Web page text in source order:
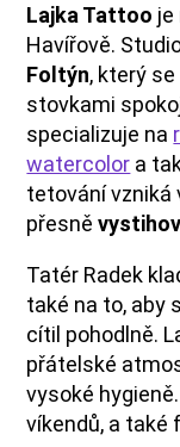
Lajka Tattoo je
Havířově.
Foltýn, který
stovkami
specializuje na
watercolor a
tetování vzniká
přesně
Tatér Radek
také na to, aby
cítil pohodlně.
přátelské
vysoké
víkendů, a také